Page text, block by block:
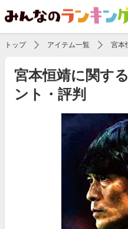
トップ アイテム一覧 宮本
宮本恒靖に関す
ント・評判